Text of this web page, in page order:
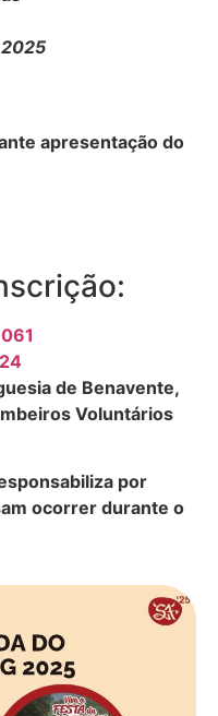
apresentação do
de Benavente,
Voluntários
por
ocorrer durante o